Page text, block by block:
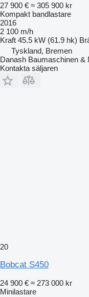
27 900 € ≈ 305 900 kr
Kompakt bandlastare
2016
2 100 m/h
Kraft 45.5 kW (61.9 hk)
Tyskland, Bremen
Danash Baumaschinen &
Kontakta säljaren
20
Bobcat S450
24 900 € ≈ 273 000 kr
Minilastare